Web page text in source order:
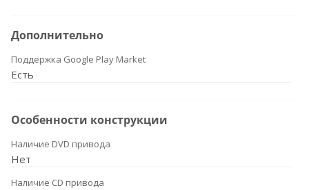
Дополнительно
Поддержка Google Play Market
Есть
Особенности конструкции
Наличие DVD привода
Нет
Наличие CD привода